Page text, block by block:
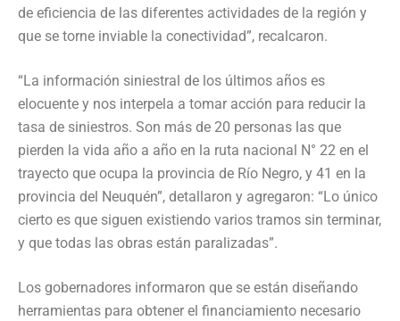
de eficiencia de las diferentes actividades de la región y
que se torne inviable la conectividad”, recalcaron.
“La información siniestral de los últimos años es
elocuente y nos interpela a tomar acción para reducir la
tasa de siniestros. Son más de 20 personas las que
pierden la vida año a año en la ruta nacional N° 22 en el
trayecto que ocupa la provincia de Río Negro, y 41 en la
provincia del Neuquén”, detallaron y agregaron: “Lo único
cierto es que siguen existiendo varios tramos sin terminar,
y que todas las obras están paralizadas”.
Los gobernadores informaron que se están diseñando
herramientas para obtener el financiamiento necesario